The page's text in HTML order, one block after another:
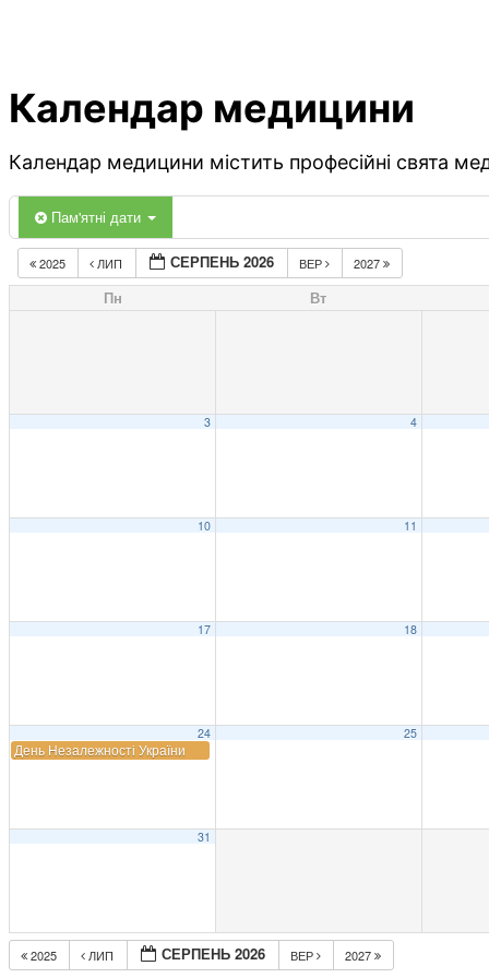
Календар медицини
Календар медицини містить професійні свята
Пам'ятні дати
2025 ЛИП СЕРПЕНЬ 2026 ВЕР 2027
Пн Вт
3 4
10 11
17 18
24
День Незалежності України
25
31
2025 ЛИП СЕРПЕНЬ 2026 ВЕР 2027